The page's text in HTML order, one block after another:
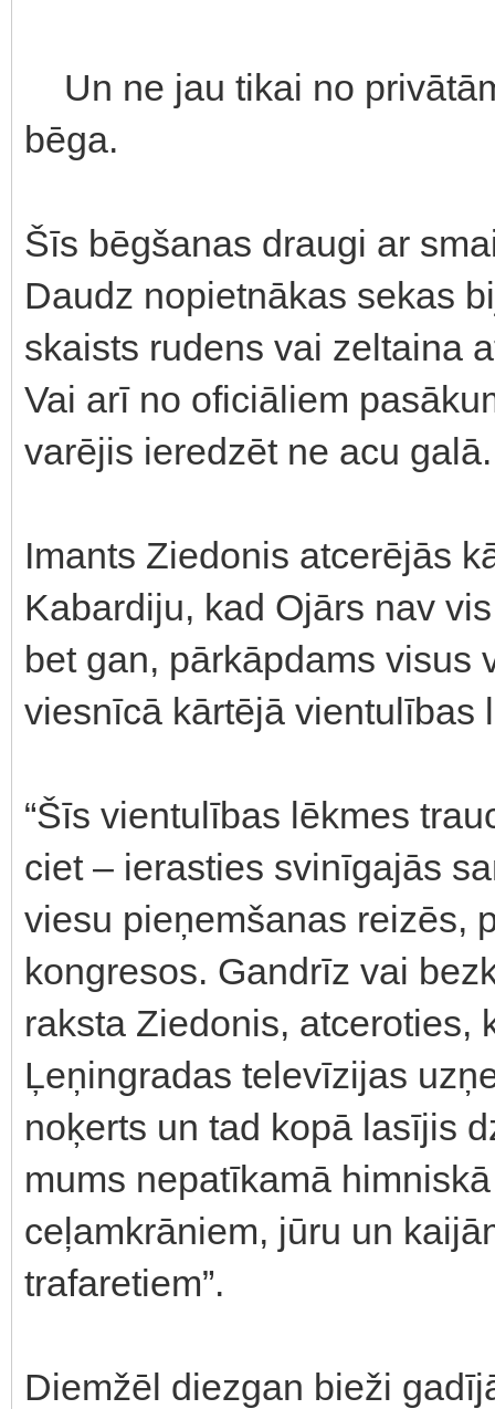
Un ne jau tikai no
bēga.
Šīs bēgšanas draugi ar
Daudz nopietnākas sekas
skaists rudens vai zeltaina
Vai arī no oficiāliem
varējis ieredzēt ne acu galā.
Imants Ziedonis atcerējās
Kabardiju, kad Ojārs nav
bet gan, pārkāpdams visus
viesnīcā kārtējā vientulības
“Šīs vientulības lēkmes
ciet – ierasties svinīgajās
viesu pieņemšanas reizēs,
kongresos. Gandrīz vai
raksta Ziedonis, atceroties,
Ļeņingradas televīzijas
noķerts un tad kopā lasījis
mums nepatīkamā
ceļamkrāniem, jūru un
trafaretiem”.
Diemžēl diezgan bieži